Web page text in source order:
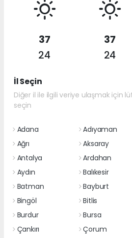
37
24
37
24
İl Seçin
Diğer il ile ilgili veriye ulaşmak için
seçin
Adana Adıyaman
Ağrı
Aksaray
Antalya
Ardahan
Aydın
Balıkesir
Batman
Bayburt
Bingöl
Bitlis
Burdur
Bursa
Çankırı
Çorum